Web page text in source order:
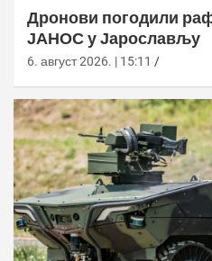
Дронови погодили
ЈАНОС у Јарослављу
6. август 2026. | 15:11